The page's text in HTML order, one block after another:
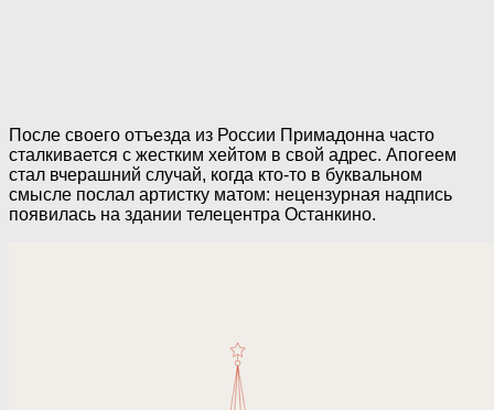
После своего отъезда из России Примадонна часто
сталкивается с жестким хейтом в свой адрес. Апогеем
стал вчерашний случай, когда кто-то в буквальном
смысле послал артистку матом: нецензурная надпись
появилась на здании телецентра Останкино.